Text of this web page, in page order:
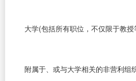
大学(包括所有职位，不仅限于教授
附属于、或与大学相关的非营利组